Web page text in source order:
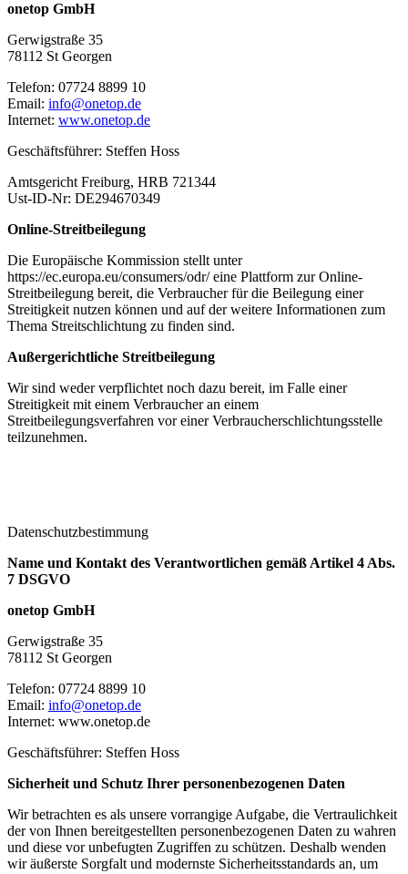
onetop GmbH
Gerwigstraße 35
78112 St Georgen
Telefon: 07724 8899 10
Email: info@onetop.de
Internet: www.onetop.de
Geschäftsführer: Steffen Hoss
Amtsgericht Freiburg, HRB 721344
Ust-ID-Nr: DE294670349
Online-Streitbeilegung
Die Europäische Kommission stellt unter
https://ec.europa.eu/consumers/odr/ eine Plattform zur Online-
Streitbeilegung bereit, die Verbraucher für die Beilegung einer
Streitigkeit nutzen können und auf der weitere Informationen zum
Thema Streitschlichtung zu finden sind.
Außergerichtliche Streitbeilegung
Wir sind weder verpflichtet noch dazu bereit, im Falle einer
Streitigkeit mit einem Verbraucher an einem
Streitbeilegungsverfahren vor einer Verbraucherschlichtungsstelle
teilzunehmen.
Datenschutzbestimmung
Name und Kontakt des Verantwortlichen gemäß Artikel 4 Abs.
7 DSGVO
onetop GmbH
Gerwigstraße 35
78112 St Georgen
Telefon: 07724 8899 10
Email: info@onetop.de
Internet: www.onetop.de
Geschäftsführer: Steffen Hoss
Sicherheit und Schutz Ihrer personenbezogenen Daten
Wir betrachten es als unsere vorrangige Aufgabe, die Vertraulichkeit
der von Ihnen bereitgestellten personenbezogenen Daten zu wahren
und diese vor unbefugten Zugriffen zu schützen. Deshalb wenden
wir äußerste Sorgfalt und modernste Sicherheitsstandards an, um